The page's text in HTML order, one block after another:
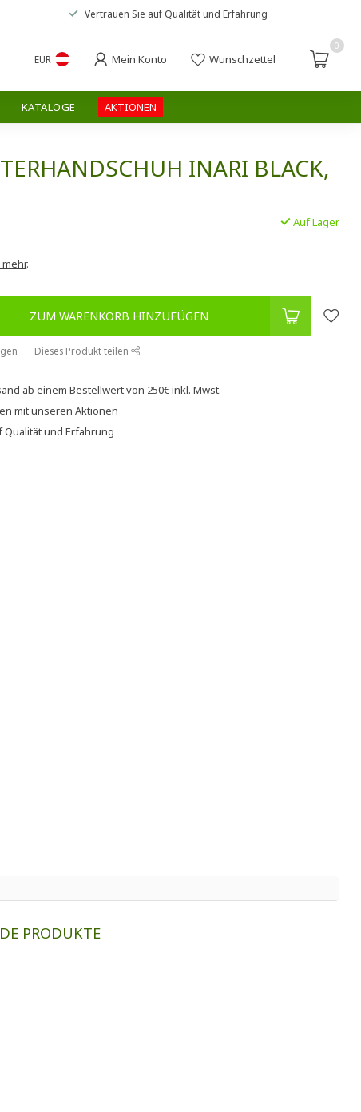
Vertrauen Sie auf Qualität und Erfahrung
EUR Mein Konto Wunschzettel
0
KATALOGE AKTIONEN
INARI BLACK,
Auf Lager
.
ZUM WARENKORB HINZUFÜGEN
Dieses Produkt teilen
ab einem Bestellwert von 250€inkl. Mwst.
mit unserenAktionen
Qualität und Erfahrung
PRODUKTE